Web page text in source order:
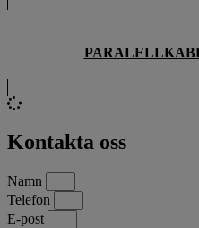
Kontakta oss
Namn
Telefon
E-post